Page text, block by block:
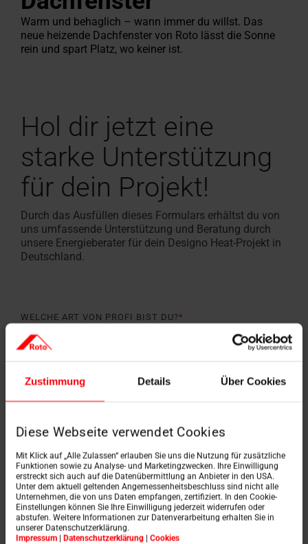
Zustimmung Details Über Cookies
Diese Webseite verwendet Cookies
Mit Klick auf „Alle Zulassen“ erlauben Sie uns die Nutzung für zusätzliche
Funktionen sowie zu Analyse- und Marketingzwecken. Ihre Einwilligung
erstreckt sich auch auf die Datenübermittlung an Anbieter in den USA.
Unter dem aktuell geltenden Angemessenheitsbeschluss sind nicht alle
Unternehmen, die von uns Daten empfangen, zertifiziert. In den Cookie-
Einstellungen können Sie Ihre Einwilligung jederzeit widerrufen oder
abstufen. Weitere Informationen zur Datenverarbeitung erhalten Sie in
unserer Datenschutzerklärung.
Impressum | Datenschutzerklärung | Cookies
anfordern
für Profis
Handwerker in der
Roto macht's möglich!
100%
Fassadenanschluss­
fenster
Zubehör und Anschlussprodukte
Sonnenschutz & Rollos
innen
außen
finden
Maßtreppen-
In 3 Schritten zurLeichter
Kundendienst
anfragen
Campus
Seminare
bei
Roto
Handwerker in der Nähe finden
Roto macht's möglich!
Roto Förderauskunft für
Renovierung
Häufige
Rund um
für Profis
Download-Bereich
Techn. Daten, Preislisten,
Tools & Konfiguratoren
Alles rund um Roto
Designo
Mehr über
Warm und behaglich – wann immer du willst. Das
neue heizende Dachfenster von Roto lässt die Sonne
rein und spart Platz, wo keiner ist.
Hol dir jetzt eine
starke Unterstützung
für dein Projekt!
Durch das Ausfüllen dieses Formulars erhältst du von
uns umfassende Unterstützung und Beratung durch
unsere Energieberater für dein Designo Heat-Projekt in
Deutschland.
WELCHE ART VON PROFI BIST DU?*
ANREDE*
NAME*